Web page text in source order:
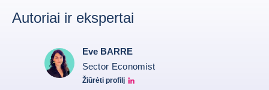
Autoriai ir ekspertai
Eve BARRE
Sector Economist
Žiūrėti profilį
Eve barré linkedin